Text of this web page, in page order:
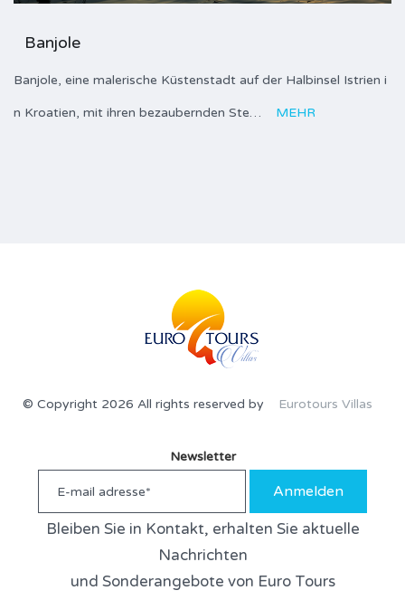
Banjole
Banjole, eine malerische Küstenstadt auf der Halbinsel Istrien i
n Kroatien, mit ihren bezaubernden Ste… MEHR
© Copyright 2026 All rights reserved by Eurotours Villas
Newsletter
Anmelden
Bleiben Sie in Kontakt, erhalten Sie aktuelle
Nachrichten
und Sonderangebote von Euro Tours